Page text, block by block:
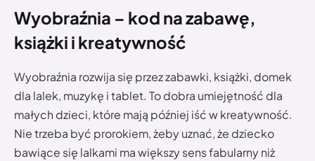
Wyobraźnia – kod na zabawę,
książki i kreatywność
Wyobraźnia rozwija się przez zabawki, książki, domek
dla lalek, muzykę i tablet. To dobra umiejętność dla
małych dzieci, które mają później iść w kreatywność.
Nie trzeba być prorokiem, żeby uznać, że dziecko
bawiące się lalkami ma większy sens fabularny niż